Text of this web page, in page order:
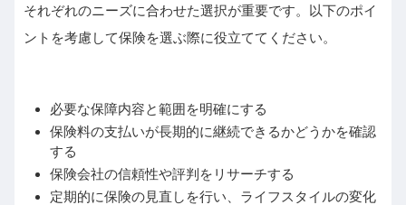
それぞれのニーズに合わせた選択が重要です。以下のポイ
ントを考慮して保険を選ぶ際に役立ててください。
必要な保障内容と範囲を明確にする
保険料の支払いが長期的に継続できるかどうかを確認
する
保険会社の信頼性や評判をリサーチする
定期的に保険の見直しを行い、ライフスタイルの変化